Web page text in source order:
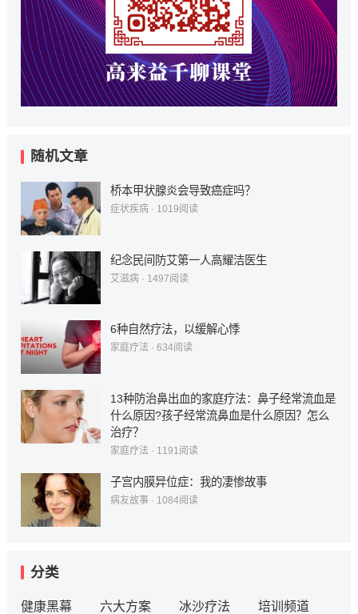
随机文章
桥本甲状腺炎会导致癌症吗？
症状疾病· 1019阅读
纪念民间防艾第一人高耀洁医生
艾滋病· 1497阅读
6种自然疗法，以缓解心悸
家庭疗法 · 634阅读
13种防治鼻出血的家庭疗法：鼻子经常流血是
什么原因?孩子经常流鼻血是什么原因？怎么
治疗？
家庭疗法 · 1191阅读
子宫内膜异位症：我的凄惨故事
病友故事· 1084阅读
分类
健康黑幕 六大方案 冰沙疗法 培训频道